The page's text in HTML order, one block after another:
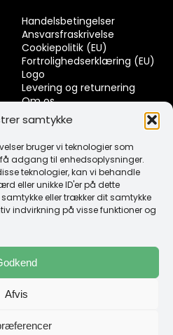
samtykke
bruger vi teknologier som
adgang til enhedsoplysninger.
teknologier, kan vi behandle
eller unikke ID'er på dette
eller trækker dit samtykke
indvirkning på visse funktioner og
Afvis
Handelsbetingelser
Ansvarsfraskrivelse
Cookiepolitik (EU)
Fortrolighedserklæring (EU)
Logo
Levering og returnering
Om os
Kontakt